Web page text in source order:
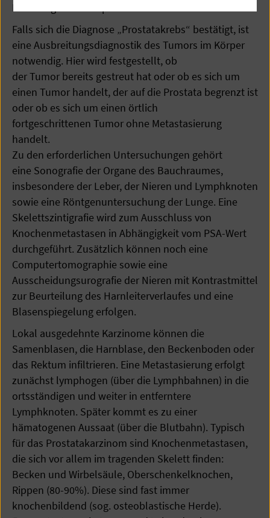
Prostatagröße anzupassen.
Falls sich die Diagnose „Prostatakrebs“ bestätigt, ist
eine Ausbreitungsdiagnostik des Tumors im Körper
notwendig. Hier wird festgestellt, ob
der Tumor bereits gestreut hat oder ob es sich um
einen Tumor handelt, der auf die Prostata begrenzt ist
oder ob es sich um einen örtlich
fortgeschrittenen Tumor ohne Metastasierung
handelt.
Zu den erforderlichen Untersuchungen gehört
eine Sonografie der Organe des Bauchraumes,
insbesondere der Leber, der Nieren und Lymphknoten
sowie eine Röntgenuntersuchung der Lunge. Eine
Skelettszintigrafie wird zum Ausschluss von
Knochenmetastasen in Abhängigkeit vom PSA-Wert
durchgeführt. Zusätzlich können noch eine
Computertomographie sowie eine
Ausscheidungsurografie der Nieren mit Kontrastmittel
zur Beurteilung des Harnleiterverlaufes und eine
Blasenspiegelung erfolgen.
Lokal ausgedehnte Karzinome können die
Samenblasen, die Harnblase, den Beckenboden oder
das Rektum infiltrieren. Eine Metastasierung erfolgt
zunächst lymphogen (über die Lymphbahnen) in die
ortsständigen und weiter in entferntere
Lymphknoten. Später kommt es zu einer
hämatogenen Aussaat (über die Blutbahn). Typisch
für das Prostatakarzinom sind Knochenmetastasen,
die sich vor allem im tragenden Skelett finden:
Becken und Wirbelsäule, Oberschenkelknochen,
Rippen (80-90%). Diese sind fast immer
knochenbildend (sog. osteoblastische Herde).